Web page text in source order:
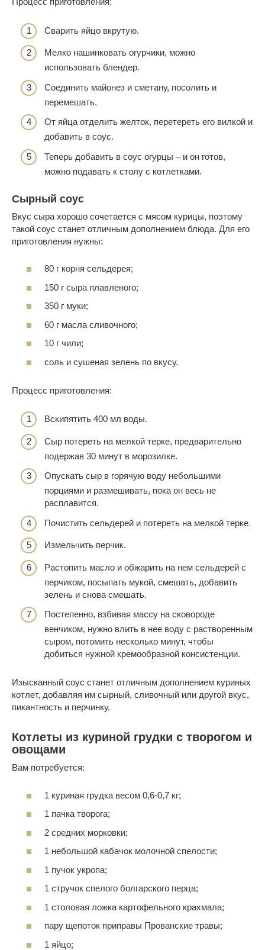
Сварить яйцо вкрутую.
Мелко нашинковать огурчики, можно
использовать блендер.
Соединить майонез и сметану, посолить и
перемешать.
От яйца отделить желток, перетереть его вилкой и
добавить в соус.
Теперь добавить в соус огурцы – и он готов,
можно подавать к столу с котлетками.
Сырный соус
Вкус сыра хорошо сочетается с мясом курицы, поэтому
такой соус станет отличным дополнением блюда. Для его
приготовления нужны:
80 г корня сельдерея;
150 г сыра плавленого;
350 г муки;
60 г масла сливочного;
10 г чили;
соль и сушеная зелень по вкусу.
Процесс приготовления:
Вскипятить 400 мл воды.
Сыр потереть на мелкой терке, предварительно
подержав 30 минут в морозилке.
Опускать сыр в горячую воду небольшими
порциями и размешивать, пока он весь не
расплавится.
Почистить сельдерей и потереть на мелкой терке.
Измельчить перчик.
Растопить масло и обжарить на нем сельдерей с
перчиком, посыпать мукой, смешать, добавить
зелень и снова смешать.
Постепенно, взбивая массу на сковороде
венчиком, нужно влить в нее воду с растворенным
сыром, потомить несколько минут, чтобы
добиться нужной кремообразной консистенции.
Изысканный соус станет отличным дополнением куриных
котлет, добавляя им сырный, сливочный или другой вкус,
пикантность и перчинку.
Котлеты из куриной грудки с творогом и
овощами
Вам потребуется:
1 куриная грудка весом 0,6-0,7 кг;
1 пачка творога;
2 средних морковки;
1 небольшой кабачок молочной спелости;
1 пучок укропа;
1 стручок спелого болгарского перца;
1 столовая ложка картофельного крахмала;
пару щепоток приправы Прованские травы;
1 яйцо;